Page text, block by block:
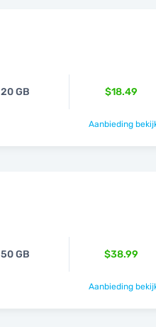
20 GB $18.49
Aanbieding
50 GB $38.99
Aanbieding